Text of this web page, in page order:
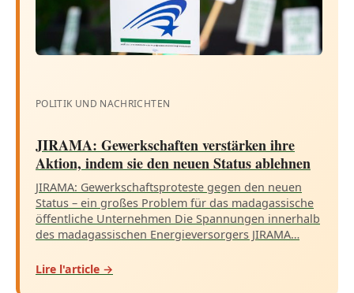
POLITIK UND NACHRICHTEN
JIRAMA: Gewerkschaften verstärken ihre
Aktion, indem sie den neuen Status ablehnen
JIRAMA: Gewerkschaftsproteste gegen den neuen
Status – ein großes Problem für das madagassische
öffentliche Unternehmen Die Spannungen innerhalb
des madagassischen Energieversorgers JIRAMA…
Lire l'article →